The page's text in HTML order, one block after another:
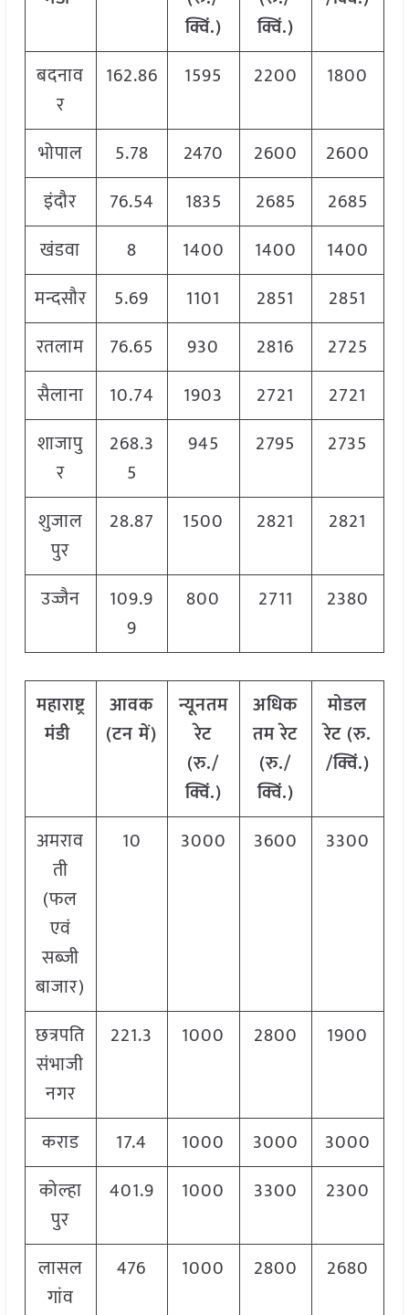
क्विं.)
क्विं.)
बदनाव
र
162.86 1595 2200 1800
भोपाल 5.78 2470 2600
2600
इंदौर
76.54 1835 2685
2685
खंडवा
8 1400 1400
1400
मन्दसौर
5.69 1101 2851
2851
रतलाम
76.65 930 2816
2725
सैलाना
10.74 1903 2721
2721
शाजापु
र
268.3
5
945 2795 2735
शुजाल
पुर
28.87 1500 2821 2821
उज्जैन
109.9
9
800 2711 2380
महाराष्ट्र
मंडी
आवक
(टन में)
न्यूनतम
रेट
(रु./
क्विं.)
अधिक
तम रेट
(रु./
क्विं.)
मोडल
रेट (रु.
/क्विं.)
अमराव
ती
(फल
एवं
सब्जी
बाजार)
10 3000 3600 3300
छत्रपति
संभाजी
नगर
221.3 1000 2800 1900
कराड 17.4 1000 3000
3000
कोल्हा
पुर
401.9 1000 3300 2300
लासल
गांव
476 1000 2800 2680